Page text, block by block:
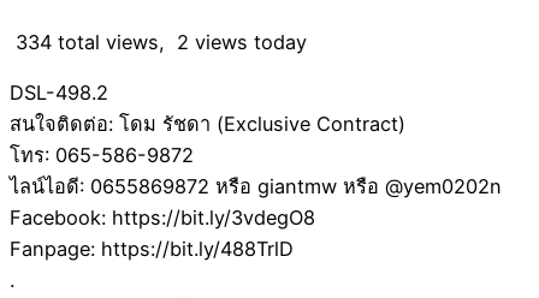
334 total views, 2 views today
DSL-498.2
สนใจติดต่อ: โดม รัชดา (Exclusive Contract)
โทร: 065-586-9872
ไลน์ไอดี: 0655869872 หรือ giantmw หรือ @yem0202n
Facebook: https://bit.ly/3vdegO8
Fanpage: https://bit.ly/488TrlD
.